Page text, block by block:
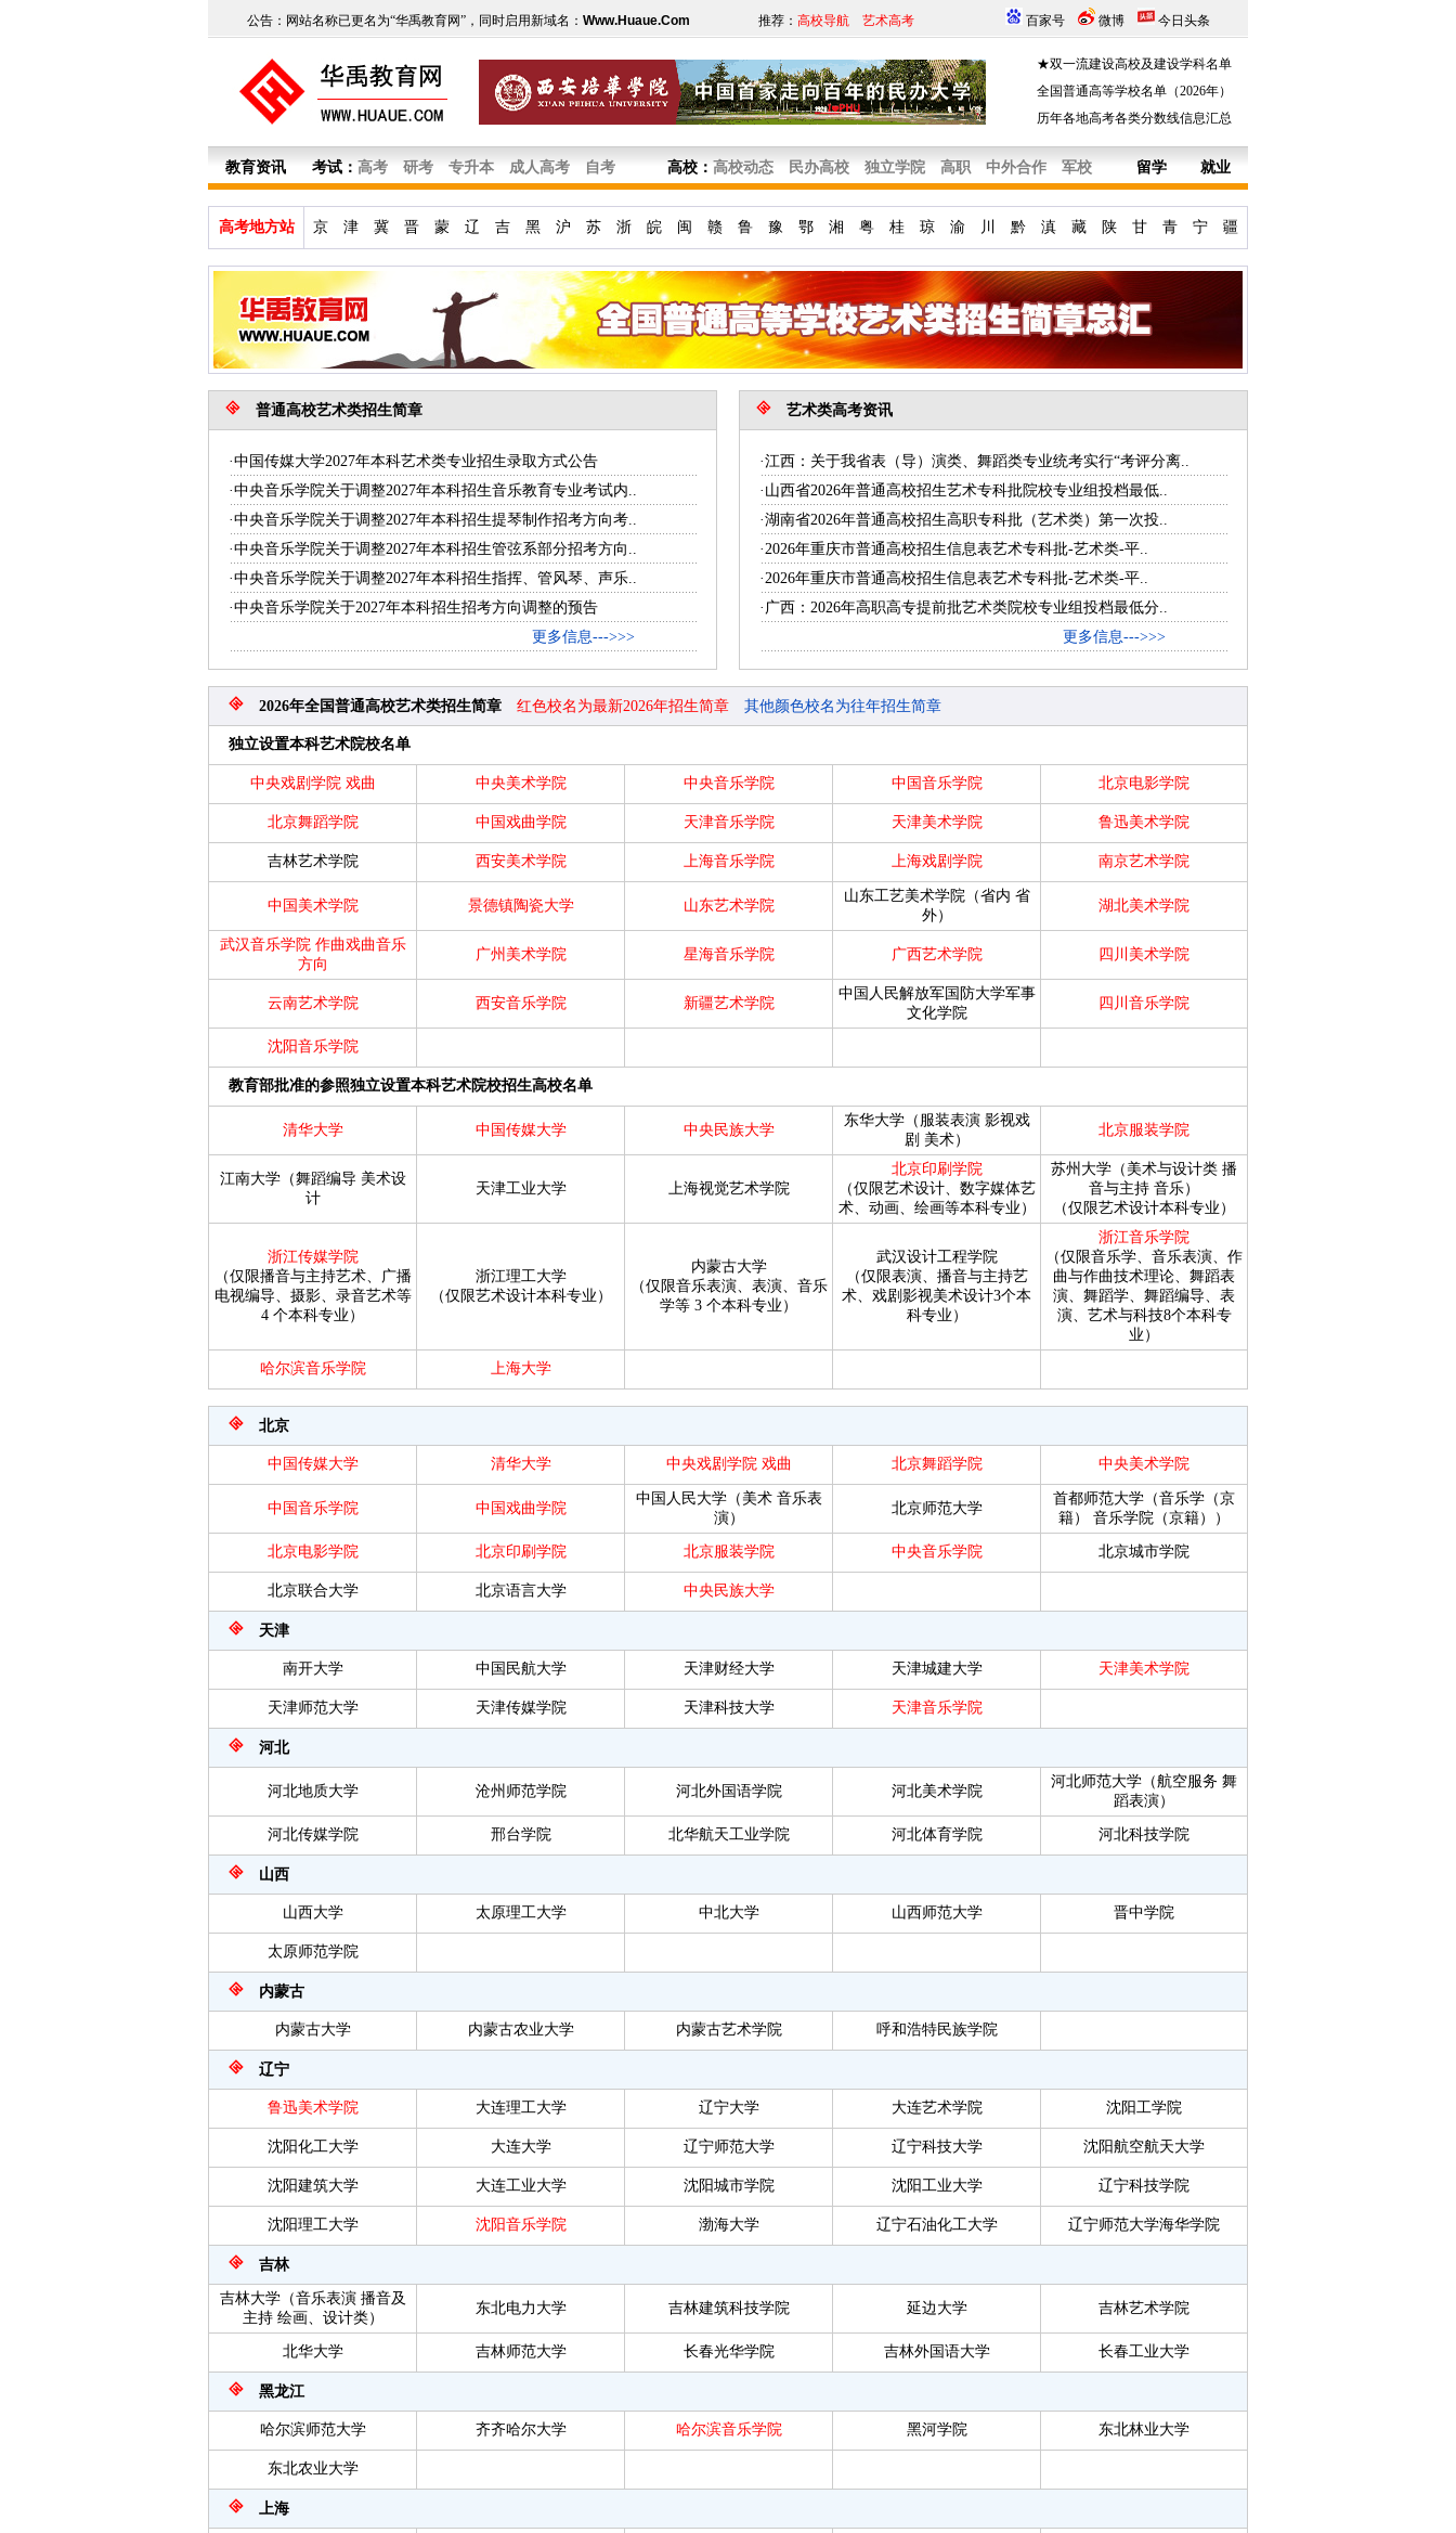
公告：网站名称已更名为“华禹教育网”，同时启用新域名： Www.Huaue.Com 推荐： 高校导航 艺术高考 百家号 微博 今日头条
★双一流建设高校及建设学科名单
全国普通高等学校名单（2026年）
历年各地高考各类分数线信息汇总
教育资讯 考试： 高考 研考 专升本 成人高考 自考 高校： 高校动态 民办高校 独立学院 高职 中外合作 军校 留学 就业
高考地方站 京 津 冀 晋 蒙 辽 吉 黑 沪 苏 浙 皖 闽 赣 鲁 豫 鄂 湘 粤 桂 琼 渝 川 黔 滇 藏 陕 甘 青 宁 疆
普通高校艺术类招生简章
·中国传媒大学2027年本科艺术类专业招生录取方式公告
·中央音乐学院关于调整2027年本科招生音乐教育专业考试内..
·中央音乐学院关于调整2027年本科招生提琴制作招考方向考..
·中央音乐学院关于调整2027年本科招生管弦系部分招考方向..
·中央音乐学院关于调整2027年本科招生指挥、管风琴、声乐..
·中央音乐学院关于2027年本科招生招考方向调整的预告
更多信息--->>>
艺术类高考资讯
·江西：关于我省表（导）演类、舞蹈类专业统考实行“考评分离..
·山西省2026年普通高校招生艺术专科批院校专业组投档最低..
·湖南省2026年普通高校招生高职专科批（艺术类）第一次投..
·2026年重庆市普通高校招生信息表艺术专科批-艺术类-平..
·2026年重庆市普通高校招生信息表艺术专科批-艺术类-平..
·广西：2026年高职高专提前批艺术类院校专业组投档最低分..
更多信息--->>>
2026年全国普通高校艺术类招生简章 红色校名为最新2026年招生简章 其他颜色校名为往年招生简章
独立设置本科艺术院校名单
中央戏剧学院 戏曲 中央美术学院 中央音乐学院 中国音乐学院 北京电影学院
北京舞蹈学院 中国戏曲学院 天津音乐学院 天津美术学院 鲁迅美术学院
吉林艺术学院 西安美术学院 上海音乐学院 上海戏剧学院 南京艺术学院
中国美术学院 景德镇陶瓷大学 山东艺术学院
山东工艺美术学院（省内 省
外）
湖北美术学院
武汉音乐学院 作曲戏曲音乐
方向
广州美术学院 星海音乐学院 广西艺术学院 四川美术学院
云南艺术学院 西安音乐学院 新疆艺术学院
中国人民解放军国防大学军事
文化学院
四川音乐学院
沈阳音乐学院
教育部批准的参照独立设置本科艺术院校招生高校名单
清华大学 中国传媒大学 中央民族大学
东华大学（服装表演 影视戏
剧 美术）
北京服装学院
江南大学（舞蹈编导 美术设
计
天津工业大学 上海视觉艺术学院
北京印刷学院
（仅限艺术设计、数字媒体艺
术、动画、绘画等本科专业）
苏州大学（美术与设计类 播
音与主持 音乐）
（仅限艺术设计本科专业）
浙江传媒学院
（仅限播音与主持艺术、广播
电视编导、摄影、录音艺术等
4 个本科专业）
浙江理工大学
（仅限艺术设计本科专业）
内蒙古大学
（仅限音乐表演、表演、音乐
学等 3 个本科专业）
武汉设计工程学院
（仅限表演、播音与主持艺
术、戏剧影视美术设计3个本
科专业）
浙江音乐学院
（仅限音乐学、音乐表演、作
曲与作曲技术理论、舞蹈表
演、舞蹈学、舞蹈编导、表
演、艺术与科技8个本科专
业）
哈尔滨音乐学院 上海大学
北京
中国传媒大学 清华大学 中央戏剧学院 戏曲 北京舞蹈学院 中央美术学院
中国音乐学院 中国戏曲学院
中国人民大学（美术 音乐表
演）
北京师范大学
首都师范大学（音乐学（京
籍）
音乐学院（京籍））
北京电影学院 北京印刷学院 北京服装学院 中央音乐学院 北京城市学院
北京联合大学 北京语言大学 中央民族大学
天津
南开大学 中国民航大学 天津财经大学 天津城建大学 天津美术学院
天津师范大学 天津传媒学院 天津科技大学 天津音乐学院
河北
河北地质大学 沧州师范学院 河北外国语学院 河北美术学院
河北师范大学（航空服务 舞
蹈表演）
河北传媒学院 邢台学院 北华航天工业学院 河北体育学院 河北科技学院
山西
山西大学 太原理工大学 中北大学 山西师范大学 晋中学院
太原师范学院
内蒙古
内蒙古大学 内蒙古农业大学 内蒙古艺术学院 呼和浩特民族学院
辽宁
鲁迅美术学院 大连理工大学 辽宁大学 大连艺术学院 沈阳工学院
沈阳化工大学 大连大学 辽宁师范大学 辽宁科技大学 沈阳航空航天大学
沈阳建筑大学 大连工业大学 沈阳城市学院 沈阳工业大学 辽宁科技学院
沈阳理工大学 沈阳音乐学院 渤海大学 辽宁石油化工大学 辽宁师范大学海华学院
吉林
吉林大学（音乐表演 播音及
主持 绘画、设计类）
东北电力大学 吉林建筑科技学院 延边大学 吉林艺术学院
北华大学 吉林师范大学 长春光华学院 吉林外国语大学 长春工业大学
黑龙江
哈尔滨师范大学 齐齐哈尔大学 哈尔滨音乐学院 黑河学院 东北林业大学
东北农业大学
上海